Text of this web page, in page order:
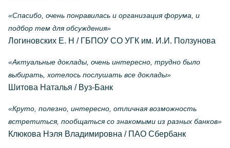
«Спасибо, очень понравилась и организация форума, и
подбор тем для обсуждения»
Логиновских Е. Н / ГБПОУ СО УГК им. И.И. Ползунова
«Актуальные доклады, очень интересно, трудно было
выбирать, хотелось послушать все доклады»
Шитова Наталья / Вуз-Банк
«Круто, полезно, интересно, отличная возможность
встретиться, пообщаться со знакомыми из разных банков»
Клюкова Нэля Владимировна / ПАО Сбербанк